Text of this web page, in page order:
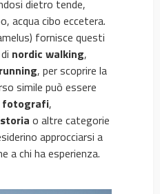
dietro tende,
acqua cibo eccetera.
fornisce questi
nordic walking,
, per scoprire la
simile può essere
fotografi,
o altre categorie
approcciarsi a
a chi ha esperienza.